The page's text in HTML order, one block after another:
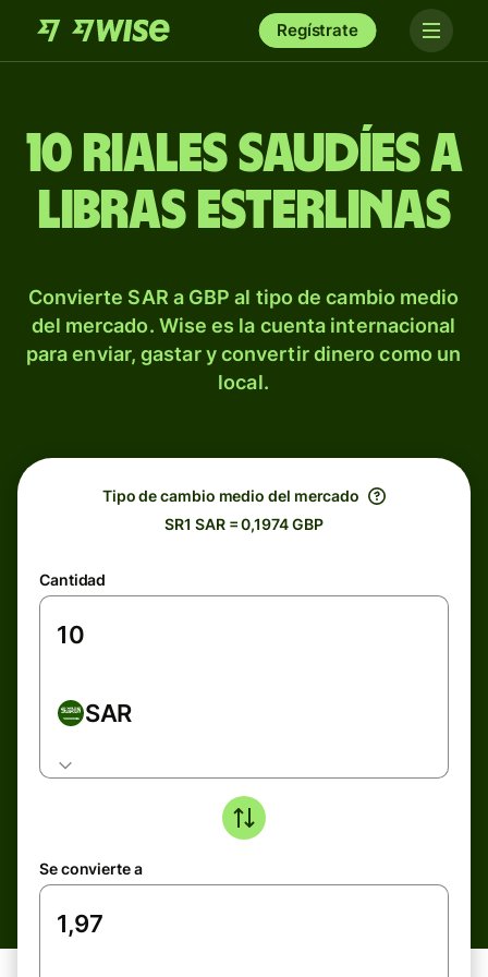
Regístrate
10 riales saudíes a
libras esterlinas
Convierte SAR a GBP al tipo de cambio medio
del mercado. Wise es la cuenta internacional
para enviar, gastar y convertir dinero como un
local.
Tipo de cambio medio del mercado
SR1 SAR = 0,1974 GBP
Cantidad
SAR
Se convierte a